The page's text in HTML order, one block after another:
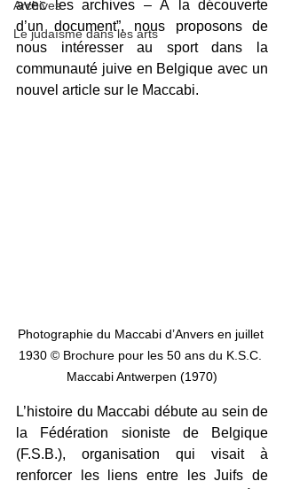
Archives
Le judaïsme dans les arts
avec les archives – À la découverte
d’un document”, nous proposons de
nous intéresser au sport dans la
communauté juive en Belgique avec un
nouvel article sur le Maccabi.
Photographie du Maccabi d’Anvers en juillet
1930 © Brochure pour les 50 ans du K.S.C.
Maccabi Antwerpen (1970)
L’histoire du Maccabi débute au sein de
la Fédération sioniste de Belgique
(F.S.B.), organisation qui visait à
renforcer les liens entre les Juifs de